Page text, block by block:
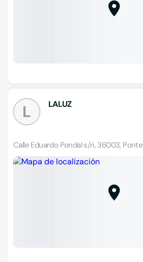
L LALUZ
Calle Eduardo Pondal s/n, 36003,